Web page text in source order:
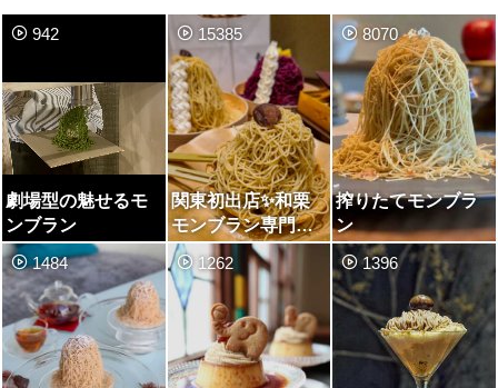
942
劇場型の魅せるモ
ンブラン
15385
関東初出店✨和栗
モンブラン専門店
🌰
8070
搾りたてモンブラ
ン
1484
1262 1396